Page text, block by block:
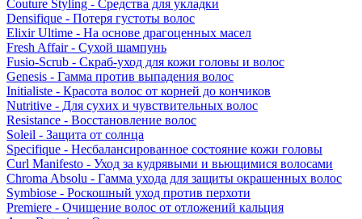
Couture Styling - Средства для укладки
Densifique - Потеря густоты волос
Elixir Ultime - На основе драгоценных масел
Fresh Affair - Сухой шампунь
Fusio-Scrub - Скраб-уход для кожи головы и волос
Genesis - Гамма против выпадения волос
Initialiste - Красота волос от корней до кончиков
Nutritive - Для сухих и чувствительных волос
Resistance - Восстановление волос
Soleil - Защита от солнца
Specifique - Несбалансированное состояние кожи головы
Curl Manifesto - Уход за кудрявыми и вьющимися волосами
Chroma Absolu - Гамма ухода для защиты окрашенных волос
Symbiose - Роскошный уход против перхоти
Premiere - Очищение волос от отложений кальция